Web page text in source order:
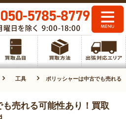
工具 ポリッシャーは中古でも売れる
売れる可能性あり！買取